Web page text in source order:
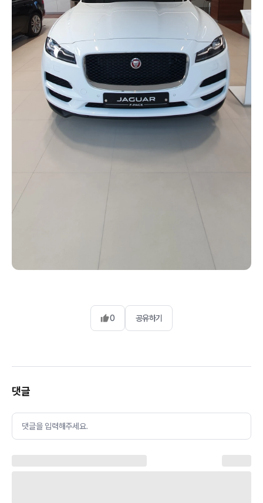
0 공유하기
댓글
댓글을 입력해주세요.